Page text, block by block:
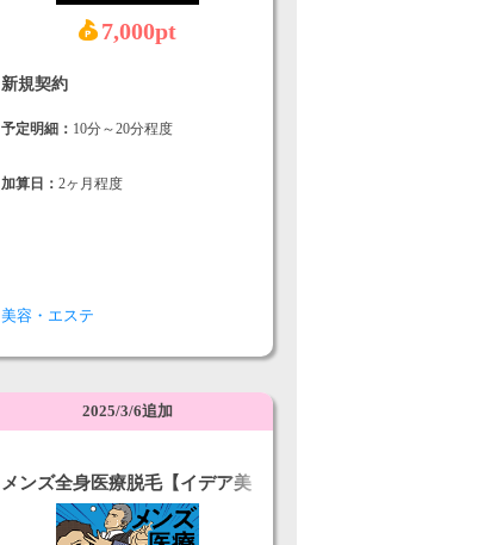
7,000pt
新規契約
予定明細： 10分～20分程度
加算日： 2ヶ月程度
美容・エステ
2025/3/6追加
メンズ全身医療脱毛【イデア美
容皮膚科クリニック】